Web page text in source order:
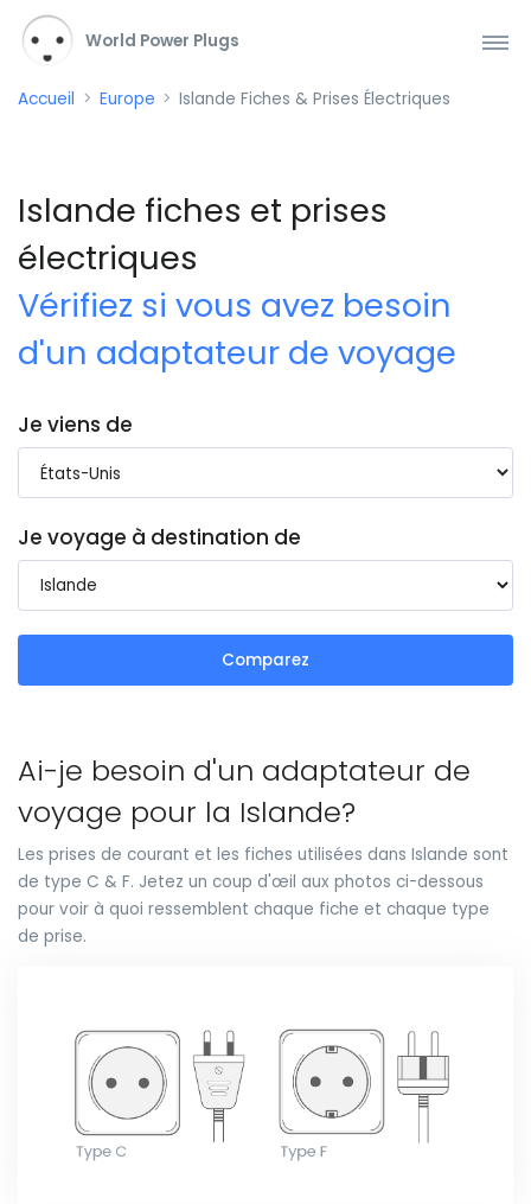
World Power Plugs
Accueil Europe Islande Fiches & Prises Électriques
Islande fiches et prises
électriques
Vérifiez si vous avez besoin
d'un adaptateur de voyage
Je viens de
Je voyage à destination de
Comparez
Ai-je besoin d'un adaptateur de
voyage pour la Islande?
Les prises de courant et les fiches utilisées dans Islande sont
de type C & F. Jetez un coup d'œil aux photos ci-dessous
pour voir à quoi ressemblent chaque fiche et chaque type
de prise.